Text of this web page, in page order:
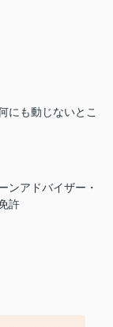
にも動じないとこ
ンアドバイザー・
許